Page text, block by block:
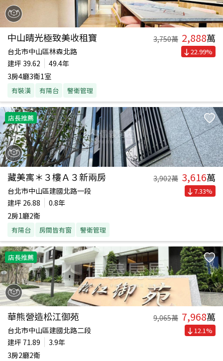
中山晴光極致美收租寶 3,750萬 2,888萬
台北市中山區林森北路
建坪 39.62
49.4年
3房4廳3衛1室
有裝潢 有陽台 警衛管理
22.99%
店長推薦
藏美寓＊３樓Ａ３新兩房 3,902萬 3,616萬
台北市中山區建國北路一段
建坪 26.88
0.8年
2房1廳2衛
有陽台 房間皆有窗 警衛管理
7.33%
店長推薦
華熊營造松江御苑 9,065萬 7,968萬
台北市中山區建國北路二段
建坪 71.89
3.9年
3房2廳2衛
12.1%